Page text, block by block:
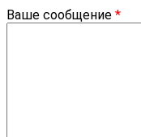
Ваше сообщение *